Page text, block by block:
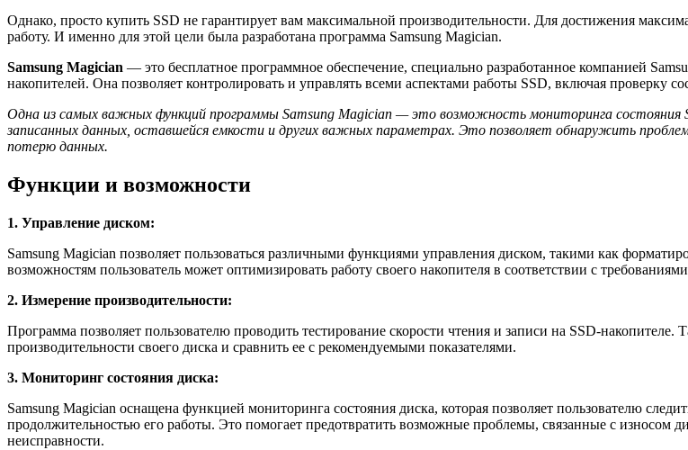
Однако, просто купить SSD не гарантирует вам максимальной производительности. Для достижения
работу. И именно для этой цели была разработана программа Samsung Magician.
Samsung Magician — это бесплатное программное обеспечение, специально разработанное компанией
накопителей. Она позволяет контролировать и управлять всеми аспектами работы SSD, включая
Одна из самых важных функций программы Samsung Magician — это возможность мониторинга
записанных данных, оставшейся емкости и других важных параметрах. Это позволяет обнаружить
потерю данных.
Функции и возможности
1. Управление диском:
Samsung Magician позволяет пользоваться различными функциями управления диском, такими как
возможностям пользователь может оптимизировать работу своего накопителя в соответствии с
2. Измерение производительности:
Программа позволяет пользователю проводить тестирование скорости чтения и записи на SSD-
производительности своего диска и сравнить ее с рекомендуемыми показателями.
3. Мониторинг состояния диска:
Samsung Magician оснащена функцией мониторинга состояния диска, которая позволяет пользователю
продолжительностью его работы. Это помогает предотвратить возможные проблемы, связанные с износом
неисправности.